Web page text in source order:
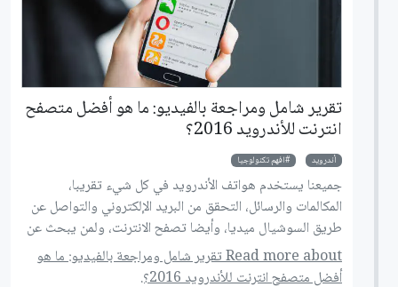
تقرير شامل ومراجعة بالفيديو: ما هو أفضل متصفح
انترنت للأندرويد 2016؟
أندرويد افهم تكنولوجيا
جميعنا يستخدم هواتف الأندرويد في كل شيء تقريبا،
المكالمات والرسائل، التحقق من البريد الإلكتروني والتواصل عن
طريق السوشيال ميديا، وأيضا تصفح الانترنت، ولمن يبحث عن
متصفح انترنت يعتمد عليه على نظام أندرويد، تابع هذا
الموضوع حيث سأعرض لك أفضل متصفحات للأندرويد لعام
Read more about تقرير شامل ومراجعة بالفيديو: ما هو
أفضل متصفح انترنت للأندرويد 2016؟.